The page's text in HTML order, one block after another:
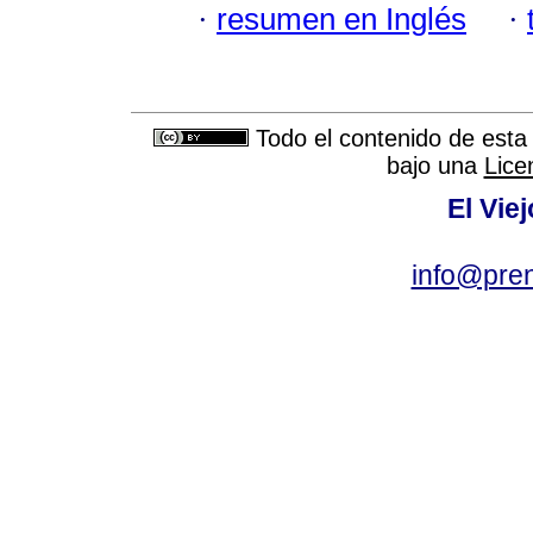
· resumen en Inglés ·
Todo el contenido de
bajo una
El